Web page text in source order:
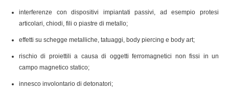
interferenze con dispositivi impiantati passivi, ad esempio protesi
articolari, chiodi, fili o piastre di metallo;
effetti su schegge metalliche, tatuaggi, body piercing e body art;
rischio di proiettili a causa di oggetti ferromagnetici non fissi in un
campo magnetico statico;
innesco involontario di detonatori;